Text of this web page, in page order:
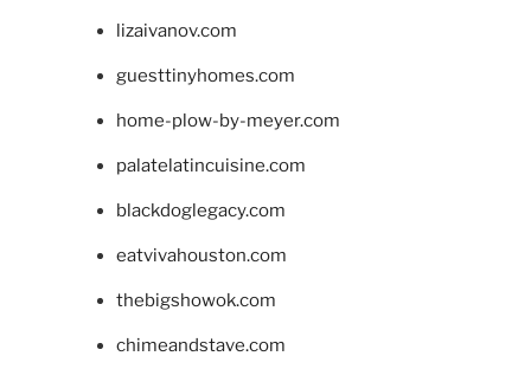
lizaivanov.com
guesttinyhomes.com
home-plow-by-meyer.com
palatelatincuisine.com
blackdoglegacy.com
eatvivahouston.com
thebigshowok.com
chimeandstave.com